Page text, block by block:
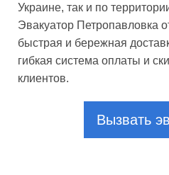
Украине, так и по
Эвакуатор Петропавловка
быстрая и бережная
гибкая система оплаты и
клиентов.
Вызвать